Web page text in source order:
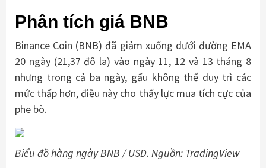
Phân tích giá BNB
Binance Coin (BNB) đã giảm xuống dưới đường EMA
20 ngày (21,37 đô la) vào ngày 11, 12 và 13 tháng 8
nhưng trong cả ba ngày, gấu không thể duy trì các
mức thấp hơn, điều này cho thấy lực mua tích cực của
phe bò.
Biểu đồ hàng ngày BNB / USD. Nguồn: TradingView